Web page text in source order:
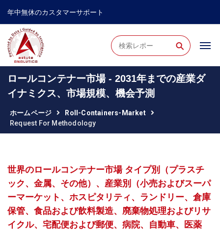
年中無休のカスタマーサポート
⚲
ロールコンテナー市場 - 2031年までの産業ダ
イナミクス、市場規模、機会予測
ホームページ
Roll-Containers-Market
Request For Methodology
世界のロールコンテナー市場 タイプ別（プラスチ
ック、金属、その他）、産業別（小売およびスーパ
ーマーケット、ホスピタリティ、ランドリー、倉庫
保管、食品および飲料製造、廃棄物処理およびリサ
イクル、宅配便および郵便、病院、自動車、医薬